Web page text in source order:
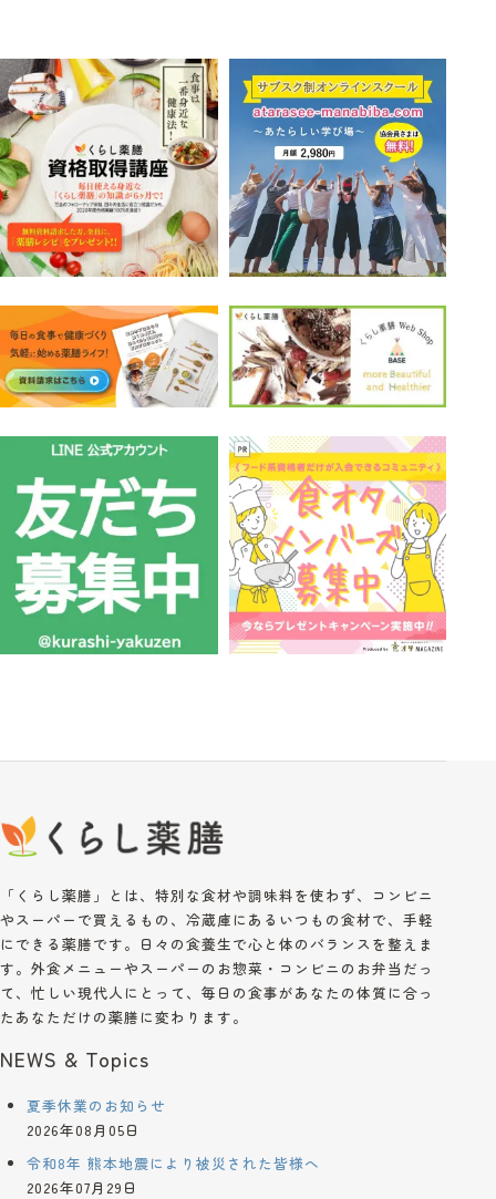
「くらし薬膳」とは、特別な食材や調味料を使わず、コンビニ
やスーパーで買えるもの、冷蔵庫にあるいつもの食材で、手軽
にできる薬膳です。日々の食養生で心と体のバランスを整えま
す。外食メニューやスーパーのお惣菜・コンビニのお弁当だっ
て、忙しい現代人にとって、毎日の食事があなたの体質に合っ
たあなただけの薬膳に変わります。
NEWS & Topics
夏季休業のお知らせ
2026年08月05日
令和8年 熊本地震により被災された皆様へ
2026年07月29日